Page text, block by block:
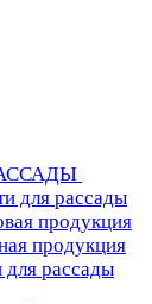
для рассады
продукция
продукция
рассады